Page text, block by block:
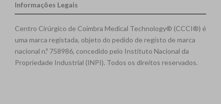
Informações Legais
Centro Cirúrgico de Coimbra Medical Technology® (CCCI®) é
uma marca registada, objeto do pedido de registo de marca
nacional n.º 758986, concedido pelo Instituto Nacional da
Propriedade Industrial (INPI). Todos os direitos reservados.